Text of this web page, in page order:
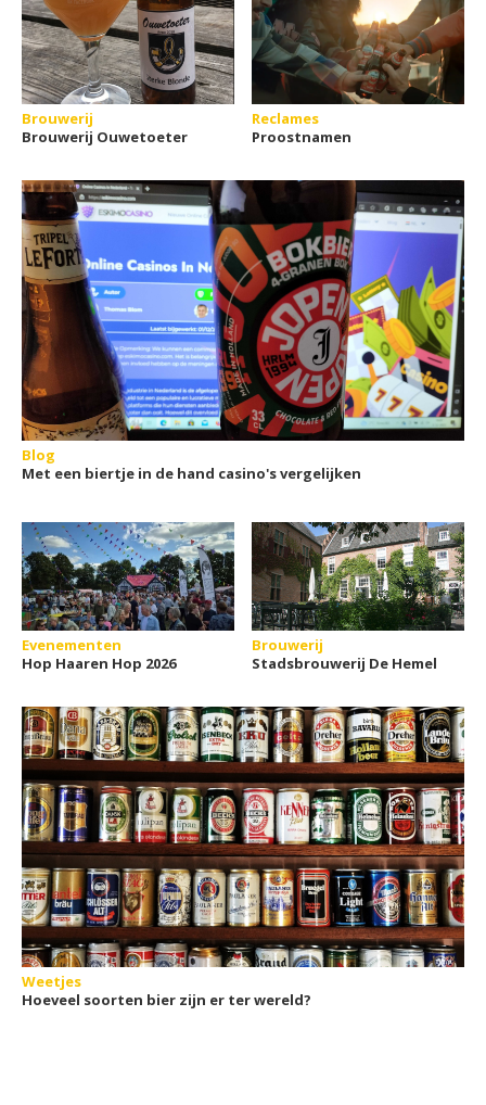
Brouwerij
Brouwerij Ouwetoeter
Reclames
Proostnamen
Blog
Met een biertje in de hand casino's vergelijken
Evenementen
Hop Haaren Hop 2026
Brouwerij
Stadsbrouwerij De Hemel
Weetjes
Hoeveel soorten bier zijn er ter wereld?